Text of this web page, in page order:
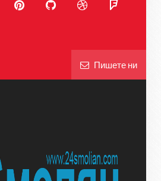
Пишете ни